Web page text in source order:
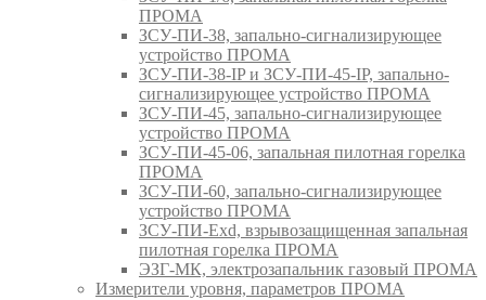
ПРОМА
ЗСУ-ПИ-38, запально-сигнализирующее
устройство ПРОМА
ЗСУ-ПИ-38-IP и ЗСУ-ПИ-45-IP, запально-
сигнализирующее устройство ПРОМА
ЗСУ-ПИ-45, запально-сигнализирующее
устройство ПРОМА
ЗСУ-ПИ-45-06, запальная пилотная горелка
ПРОМА
ЗСУ-ПИ-60, запально-сигнализирующее
устройство ПРОМА
ЗСУ-ПИ-Exd, взрывозащищенная запальная
пилотная горелка ПРОМА
ЭЗГ-МК, электрозапальник газовый ПРОМА
Измерители уровня, параметров ПРОМА